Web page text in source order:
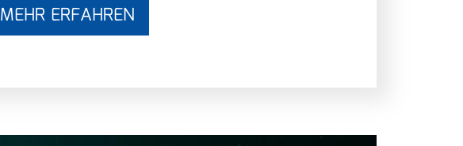
MEHR ERFAHREN